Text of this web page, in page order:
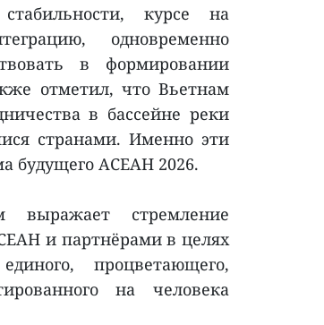
курсе на
одновременно
в формировании
отметил, что Вьетнам
в бассейне реки
странами. Именно эти
будущего АСЕАН 2026.
выражает стремление
и партнёрами в целях
процветающего,
на человека